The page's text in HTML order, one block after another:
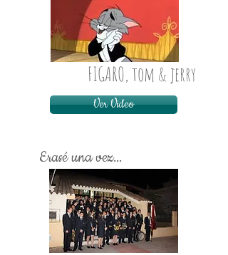
FIGARO, tom & jerry
Ver Video
Erasé una vez...